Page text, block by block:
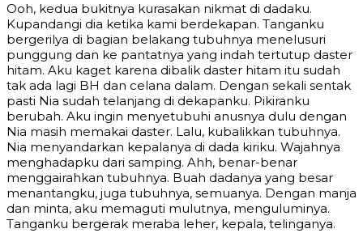
Ooh, kedua bukitnya kurasakan nikmat di dadaku.
Kupandangi dia ketika kami berdekapan. Tanganku
bergerilya di bagian belakang tubuhnya menelusuri
punggung dan ke pantatnya yang indah tertutup daster
hitam. Aku kaget karena dibalik daster hitam itu sudah
tak ada lagi BH dan celana dalam. Dengan sekali sentak
pasti Nia sudah telanjang di dekapanku. Pikiranku
berubah. Aku ingin menyetubuhi anusnya dulu dengan
Nia masih memakai daster. Lalu, kubalikkan tubuhnya.
Nia menyandarkan kepalanya di dada kiriku. Wajahnya
menghadapku dari samping. Ahh, benar-benar
menggairahkan tubuhnya. Buah dadanya yang besar
menantangku, juga tubuhnya, semuanya. Dengan manja
dan minta, aku memaguti mulutnya, menguluminya.
Tanganku bergerak meraba leher, kepala, telinganya.